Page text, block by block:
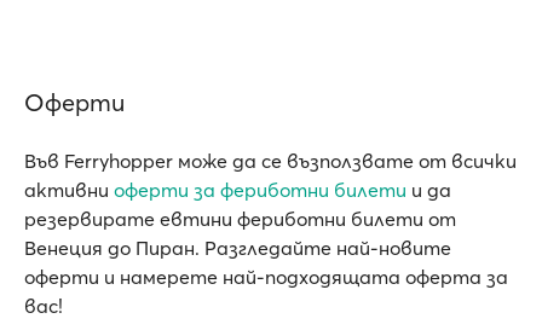
Оферти
Във Ferryhopper може да се възползвате от всички
активни oферти за фериботни билети и да
резервирате евтини фериботни билети от
Венеция до Пиран. Разгледайте най-новите
оферти и намерете най-подходящата оферта за
вас!